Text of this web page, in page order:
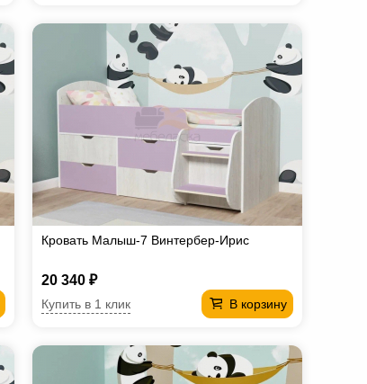
Кровать Малыш-7 Винтербер-Ирис
20 340 ₽
В корзину
Купить в 1 клик